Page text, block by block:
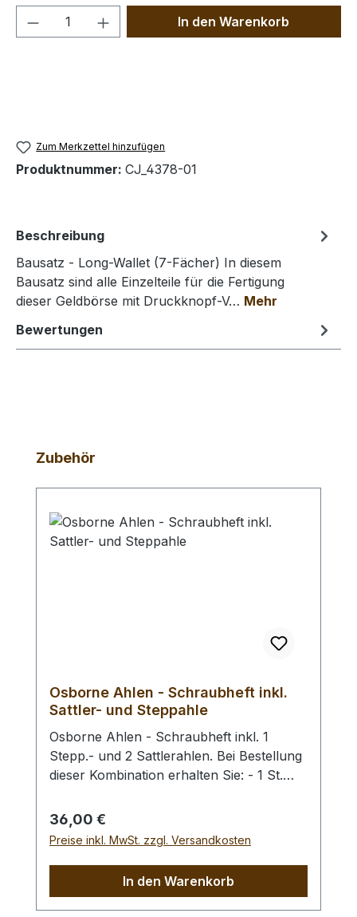
Produkt Anzahl: Gib denIn den Warenkorb
Zum Merkzettel hinzufügen
Produktnummer: CJ_4378-01
Beschreibung
Bausatz - Long-Wallet (7-Fächer) In diesem
Bausatz sind alle Einzelteile für die Fertigung
dieser Geldbörse mit Druckknopf-V… Mehr
Bewertungen
Produktgalerie überspringen
Zubehör
Osborne Ahlen - Schraubheft inkl.
Sattler- und Steppahle
Osborne Ahlen - Schraubheft inkl. 1
Stepp.- und 2 Sattlerahlen. Bei Bestellung
dieser Kombination erhalten Sie: - 1 St.
2 St. Sattlerahle Blanchard 45 mm
(OSB_B-45)- 1 St. Steppahlen 50 mm
Regulärer Preis:
36,00 €
Preise inkl. MwSt. zzgl. Versandkosten
In den Warenkorb